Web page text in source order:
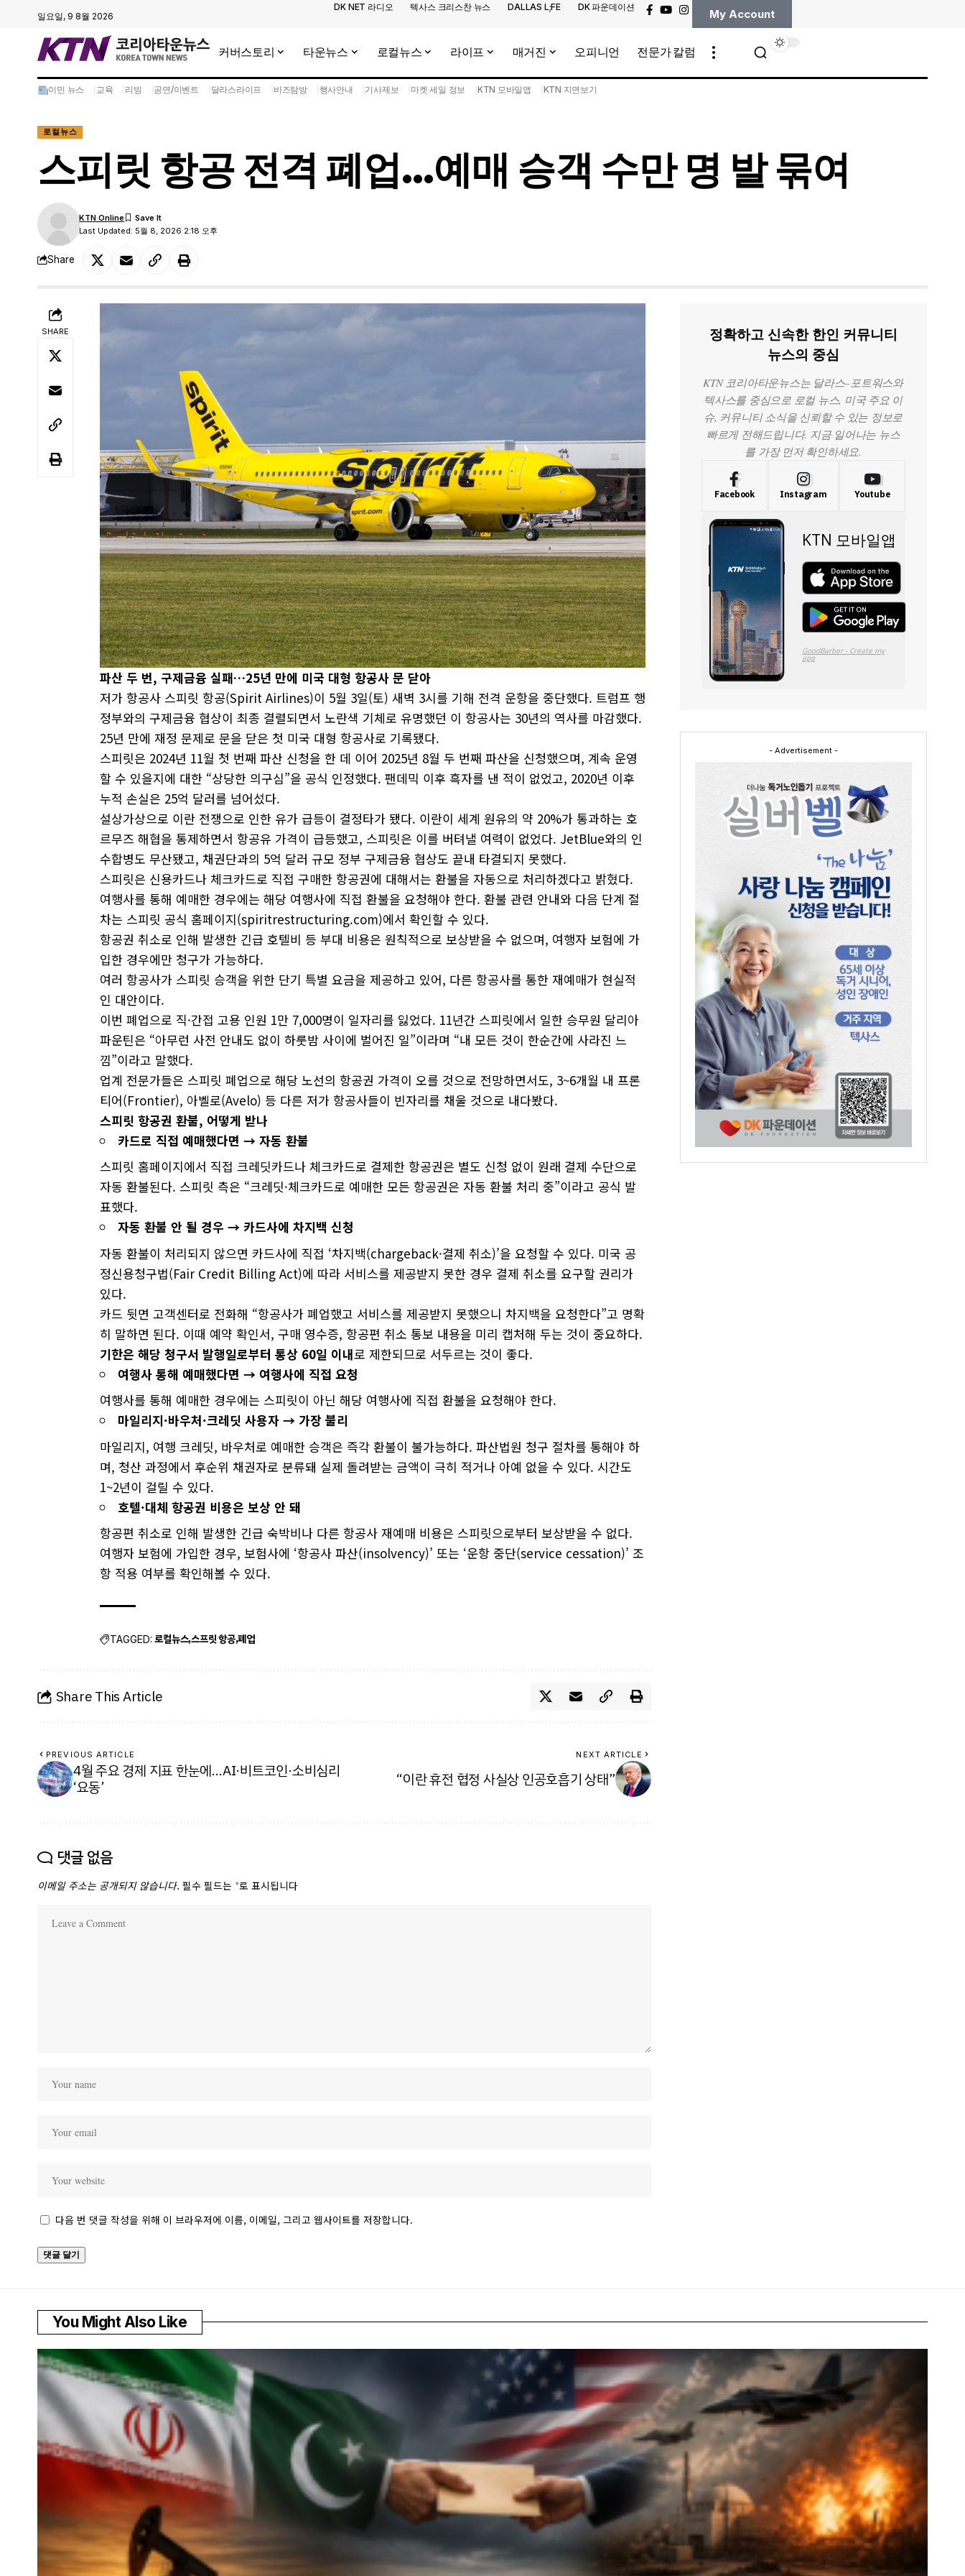
일요일, 9 8월 2026
DK NET 라디오 텍사스 크리스찬 뉴스 DALLAS L;FE DK 파운데이션
My Account
커버스토리 타운뉴스 로컬뉴스 라이프 매거진 오피니언 전문가 칼럼
이민 뉴스 교육 리빙 공연/이벤트 달라스라이프 비즈탐방 행사안내 기사제보 마켓 세일 정보 KTN 모바일앱 KTN 지면보기
로컬뉴스
스피릿 항공 전격 폐업…예매 승객 수만 명 발 묶여
Last Updated: 5월 8, 2026 2:18 오후
KTN Online
Share
SHARE
파산 두 번, 구제금융실패…25년 만에 미국 대형항공사문 닫아
저가 항공사 스피릿 항공(Spirit Airlines)이 5월 3일(토) 새벽 3시를 기해 전격 운항을 중단했다. 트럼프 행
정부와의 구제금융 협상이 최종 결렬되면서 노란색 기체로 유명했던 이 항공사는 30년의 역사를 마감했다.
25년 만에 재정 문제로 문을 닫은 첫 미국 대형 항공사로 기록됐다.
스피릿은 2024년 11월 첫 번째 파산 신청을 한 데 이어 2025년 8월 두 번째 파산을 신청했으며, 계속 운영
할 수 있을지에 대한 “상당한 의구심”을 공식 인정했다. 팬데믹 이후 흑자를 낸 적이 없었고, 2020년 이후
누적 손실은 25억 달러를 넘어섰다.
설상가상으로 이란 전쟁으로 인한 유가 급등이 결정타가 됐다. 이란이 세계 원유의 약 20%가 통과하는 호
르무즈 해협을 통제하면서 항공유 가격이 급등했고, 스피릿은 이를 버텨낼 여력이 없었다. JetBlue와의 인
수합병도 무산됐고, 채권단과의 5억 달러 규모 정부 구제금융 협상도 끝내 타결되지 못했다.
스피릿은 신용카드나 체크카드로 직접 구매한 항공권에 대해서는 환불을 자동으로 처리하겠다고 밝혔다.
여행사를 통해 예매한 경우에는 해당 여행사에 직접 환불을 요청해야 한다. 환불 관련 안내와 다음 단계 절
차는 스피릿 공식 홈페이지(spiritrestructuring.com)에서 확인할 수 있다.
항공권 취소로 인해 발생한 긴급 호텔비 등 부대 비용은 원칙적으로 보상받을 수 없으며, 여행자 보험에 가
입한 경우에만 청구가 가능하다.
여러 항공사가 스피릿 승객을 위한 단기 특별 요금을 제공하고 있어, 다른 항공사를 통한 재예매가 현실적
인 대안이다.
이번 폐업으로 직·간접 고용 인원 1만 7,000명이 일자리를 잃었다. 11년간 스피릿에서 일한 승무원 달리아
파운틴은 “아무런 사전 안내도 없이 하룻밤 사이에 벌어진 일”이라며 “내 모든 것이 한순간에 사라진 느
낌”이라고 말했다.
업계 전문가들은 스피릿 폐업으로 해당 노선의 항공권 가격이 오를 것으로 전망하면서도, 3~6개월 내 프론
티어(Frontier), 아벨로(Avelo) 등 다른 저가 항공사들이 빈자리를 채울 것으로 내다봤다.
스피릿 항공권 환불, 어떻게 받나
카드로 직접 예매했다면 →자동환불
스피릿 홈페이지에서 직접 크레딧카드나 체크카드로 결제한 항공권은 별도 신청 없이 원래 결제 수단으로
자동 환불된다. 스피릿 측은 “크레딧·체크카드로 예매한 모든 항공권은 자동 환불 처리 중”이라고 공식 발
표했다.
자동환불안될 경우 → 카드사에차지백신청
자동 환불이 처리되지 않으면 카드사에 직접 ‘차지백(chargeback·결제 취소)’을 요청할 수 있다. 미국 공
정신용청구법(Fair Credit Billing Act)에 따라 서비스를 제공받지 못한 경우 결제 취소를 요구할 권리가
있다.
카드 뒷면 고객센터로 전화해 “항공사가 폐업했고 서비스를 제공받지 못했으니 차지백을 요청한다”고 명확
히 말하면 된다. 이때 예약 확인서, 구매 영수증, 항공편 취소 통보 내용을 미리 캡처해 두는 것이 중요하다.
기한은해당청구서 발행일로부터통상 60일 이내로 제한되므로 서두르는 것이 좋다.
여행사통해 예매했다면 → 여행사에 직접요청
여행사를 통해 예매한 경우에는 스피릿이 아닌 해당 여행사에 직접 환불을 요청해야 한다.
마일리지·바우처·크레딧사용자 → 가장불리
마일리지, 여행 크레딧, 바우처로 예매한 승객은 즉각 환불이 불가능하다. 파산법원 청구 절차를 통해야 하
며, 청산 과정에서 후순위 채권자로 분류돼 실제 돌려받는 금액이 극히 적거나 아예 없을 수 있다. 시간도
1~2년이 걸릴 수 있다.
호텔·대체항공권 비용은보상안돼
항공편 취소로 인해 발생한 긴급 숙박비나 다른 항공사 재예매 비용은 스피릿으로부터 보상받을 수 없다.
여행자 보험에 가입한 경우, 보험사에 ‘항공사 파산(insolvency)’ 또는 ‘운항 중단(service cessation)’ 조
항 적용 여부를 확인해볼 수 있다.
TAGGED: 로컬뉴스스프릿 항공폐업
Share This Article
PREVIOUS ARTICLE
4월 주요 경제 지표 한눈에…AI·비트코인·소비심리
‘요동’
NEXT ARTICLE
“이란 휴전 협정 사실상 인공호흡기 상태”
댓글 없음
이메일 주소는 공개되지 않습니다. 필수 필드는 *로 표시됩니다
다음 번 댓글 작성을 위해 이 브라우저에 이름, 이메일, 그리고 웹사이트를 저장합니다.
정확하고 신속한 한인 커뮤니티
뉴스의 중심
KTN 코리아타운뉴스는 달라스–포트워스와
텍사스를 중심으로 로컬 뉴스, 미국 주요 이
슈, 커뮤니티 소식을 신뢰할 수 있는 정보로
빠르게 전해드립니다. 지금 일어나는 뉴스
를 가장 먼저 확인하세요.
Facebook Instagram Youtube
- Advertisement -
You Might Also Like